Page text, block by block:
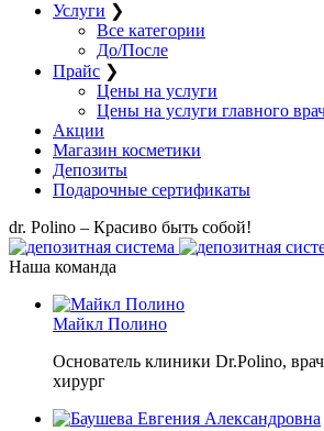
Услуги ❯
Все категории
До/После
Прайс ❯
Цены на услуги
Цены на услуги главного
Акции
Магазин косметики
Депозиты
Подарочные сертификаты
dr. Polino – Красиво быть собой!
Наша команда
Майкл Полино
Основатель клиники Dr.Polino,
хирург